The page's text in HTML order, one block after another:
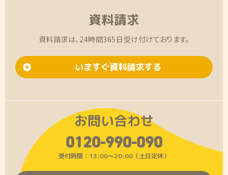
資料請求
資料請求は、24時間365日受け付けております。
いますぐ資料請求する
お問い合わせ
0120-990-090
受付時間：13:00〜20:00（土日定休）